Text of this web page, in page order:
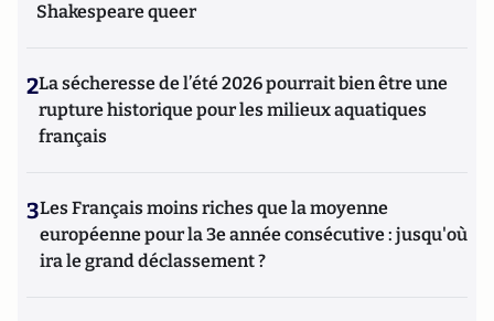
Shakespeare queer
2La sécheresse de l’été 2026 pourrait bien être une
rupture historique pour les milieux aquatiques
français
3Les Français moins riches que la moyenne
européenne pour la 3e année consécutive : jusqu'où
ira le grand déclassement ?